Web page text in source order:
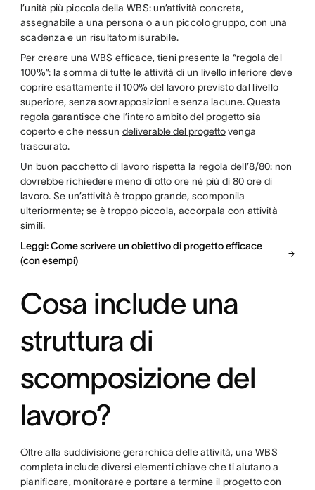
l’unità più piccola della WBS: un’attività concreta,
assegnabile a una persona o a un piccolo gruppo, con una
scadenza e un risultato misurabile.
Per creare una WBS efficace, tieni presente la “regola del
100%”: la somma di tutte le attività di un livello inferiore deve
coprire esattamente il 100% del lavoro previsto dal livello
superiore, senza sovrapposizioni e senza lacune. Questa
regola garantisce che l’intero ambito del progetto sia
coperto e che nessun deliverable del progettovenga
trascurato.
Un buon pacchetto di lavoro rispetta la regola dell’8/80: non
dovrebbe richiedere meno di otto ore né più di 80 ore di
lavoro. Se un’attività è troppo grande, scomponila
ulteriormente; se è troppo piccola, accorpala con attività
simili.
Leggi: Come scrivere un obiettivo di progetto efficace
(con esempi)
Cosa include una
struttura di
scomposizione del
lavoro?
Oltre alla suddivisione gerarchica delle attività, una WBS
completa include diversi elementi chiave che ti aiutano a
pianificare, monitorare e portare a termine il progetto con